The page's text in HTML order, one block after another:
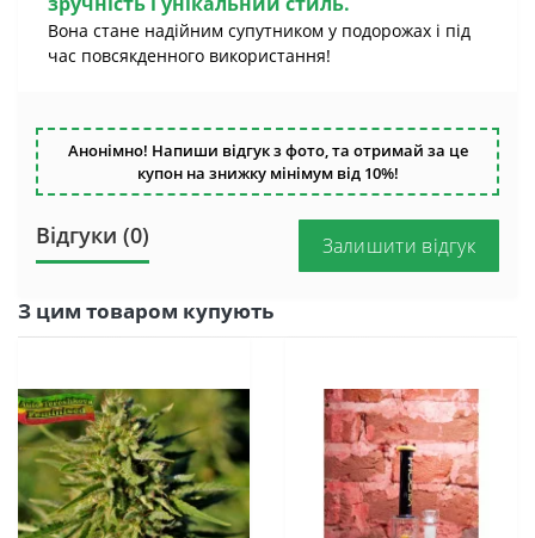
Вона стане надійним супутником у подорожах і під
час повсякденного використання!
Анонімно! Напиши відгук з фото, та отримай за це
купон на знижку мінімум від 10%!
Відгуки (0) Залишити відгук
З цим товаром купують